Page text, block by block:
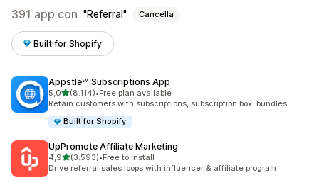
391 app con Referral Cancella
Built for Shopify
Appstle℠ Subscriptions App
5,0stelle su 5
(8.114)
8114 recensioni totali
•Free plan available
Retain customers with subscriptions, subscription box, bundles
Built for Shopify
UpPromote Affiliate Marketing
4,9stelle su 5
(3.593)
3593 recensioni totali
•Free to install
Drive referral sales loops with influencer & affiliate program